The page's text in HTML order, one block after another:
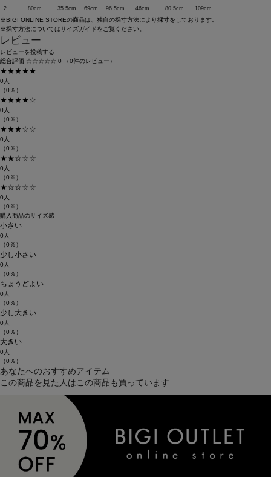
2 80cm 35.5cm 69cm 96.5cm 46cm 80.5cm 109cm
※BIGI ONLINE STOREの商品は、独自の採寸方法により採寸をしております。
※採寸方法についてはサイズガイドをご覧ください。
レビュー
レビューを投稿する
総合評価 ☆☆☆☆☆ 0 （0件のレビュー）
★★★★★
0人
（0％）
★★★★☆
0人
（0％）
★★★☆☆
0人
（0％）
★★☆☆☆
0人
（0％）
★☆☆☆☆
0人
（0％）
購入商品のサイズ感
小さい
0人
（0％）
少し小さい
0人
（0％）
ちょうどよい
0人
（0％）
少し大きい
0人
（0％）
大きい
0人
（0％）
あなたへのおすすめアイテム
この商品を見た人はこの商品も買っています